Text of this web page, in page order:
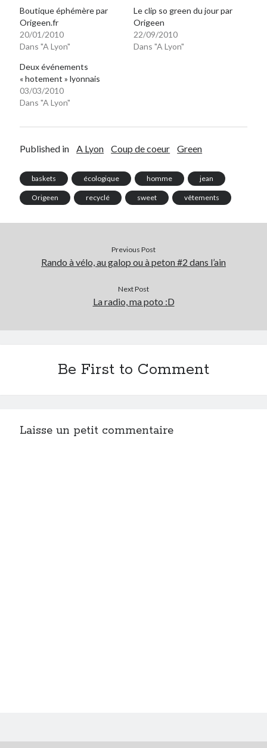
Boutique éphémère par
Origeen.fr
20/01/2010
Dans "A Lyon"
Le clip so green du jour par
Origeen
22/09/2010
Dans "A Lyon"
Deux événements
« hotement » lyonnais
03/03/2010
Dans "A Lyon"
Published in A Lyon Coup de coeur Green
baskets écologique homme jean
Origeen recyclé sweet vêtements
Previous Post
Rando à vélo, au galop ou à peton #2 dans l’ain
Next Post
La radio, ma poto :D
Be First to Comment
Laisse un petit commentaire